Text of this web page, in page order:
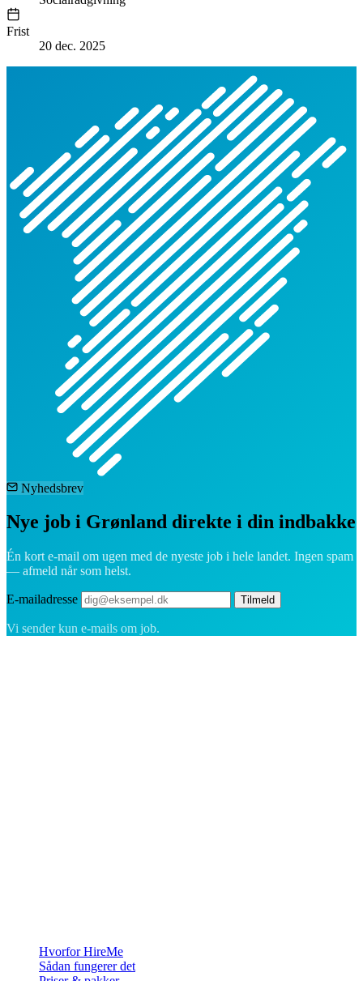
Frist
20 dec. 2025
Nyhedsbrev
Nye job i Grønland direkte i din indbakke
Én kort e-mail om ugen med de nyeste job i hele landet. Ingen spam
— afmeld når som helst.
E-mailadresse Tilmeld
Vi sender kun e-mails om job.
Hvorfor HireMe
Sådan fungerer det